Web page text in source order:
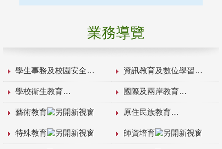
業務導覽
學生事務及校園安全 資訊教育及數位學習
學校衛生教育 國際及兩岸教育
藝術教育 原住民族教育
特殊教育 師資培育